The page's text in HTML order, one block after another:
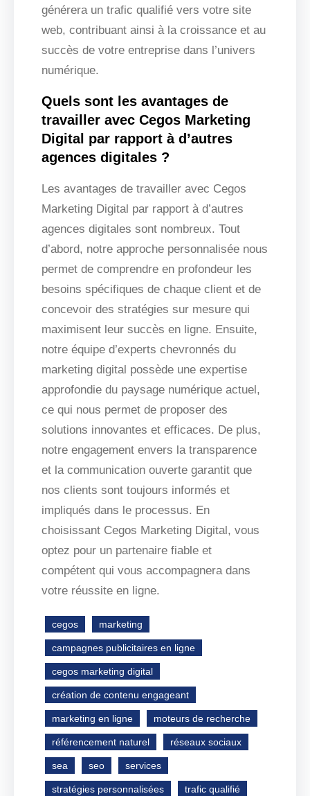
générera un trafic qualifié vers votre site
web, contribuant ainsi à la croissance et au
succès de votre entreprise dans l’univers
numérique.
Quels sont les avantages de
travailler avec Cegos Marketing
Digital par rapport à d’autres
agences digitales ?
Les avantages de travailler avec Cegos
Marketing Digital par rapport à d’autres
agences digitales sont nombreux. Tout
d’abord, notre approche personnalisée nous
permet de comprendre en profondeur les
besoins spécifiques de chaque client et de
concevoir des stratégies sur mesure qui
maximisent leur succès en ligne. Ensuite,
notre équipe d’experts chevronnés du
marketing digital possède une expertise
approfondie du paysage numérique actuel,
ce qui nous permet de proposer des
solutions innovantes et efficaces. De plus,
notre engagement envers la transparence
et la communication ouverte garantit que
nos clients sont toujours informés et
impliqués dans le processus. En
choisissant Cegos Marketing Digital, vous
optez pour un partenaire fiable et
compétent qui vous accompagnera dans
votre réussite en ligne.
cegos marketing
campagnes publicitaires en ligne
cegos marketing digital
création de contenu engageant
marketing en ligne moteurs de recherche
référencement naturel réseaux sociaux
sea seo services
stratégies personnalisées trafic qualifié